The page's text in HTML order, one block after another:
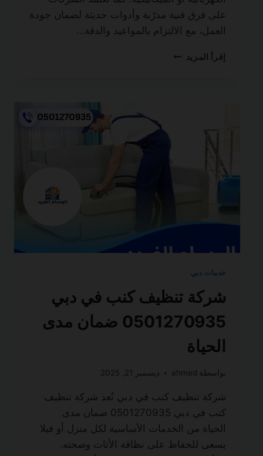
على فرق فنية مدرّبة وأدوات حديثة لضمان جودة
العمل، مع الالتزام بالمواعيد والدقة…
إقرأ المزيد شركة
0501270935
ضمان
مدى
خدمات دبي
شركة تنظيف كنب في دبي
0501270935 ضمان مدى
الحياة
بواسطة ahmed ديسمبر 21, 2025
شركة تنظيف كنب في دبي تُعد شركة تنظيف
كنب في دبي 0501270935 ضمان مدى
الحياة من الخدمات الأساسية لكل منزل أو فيلا
يسعى للحفاظ على نظافة الأثاث وصحته.